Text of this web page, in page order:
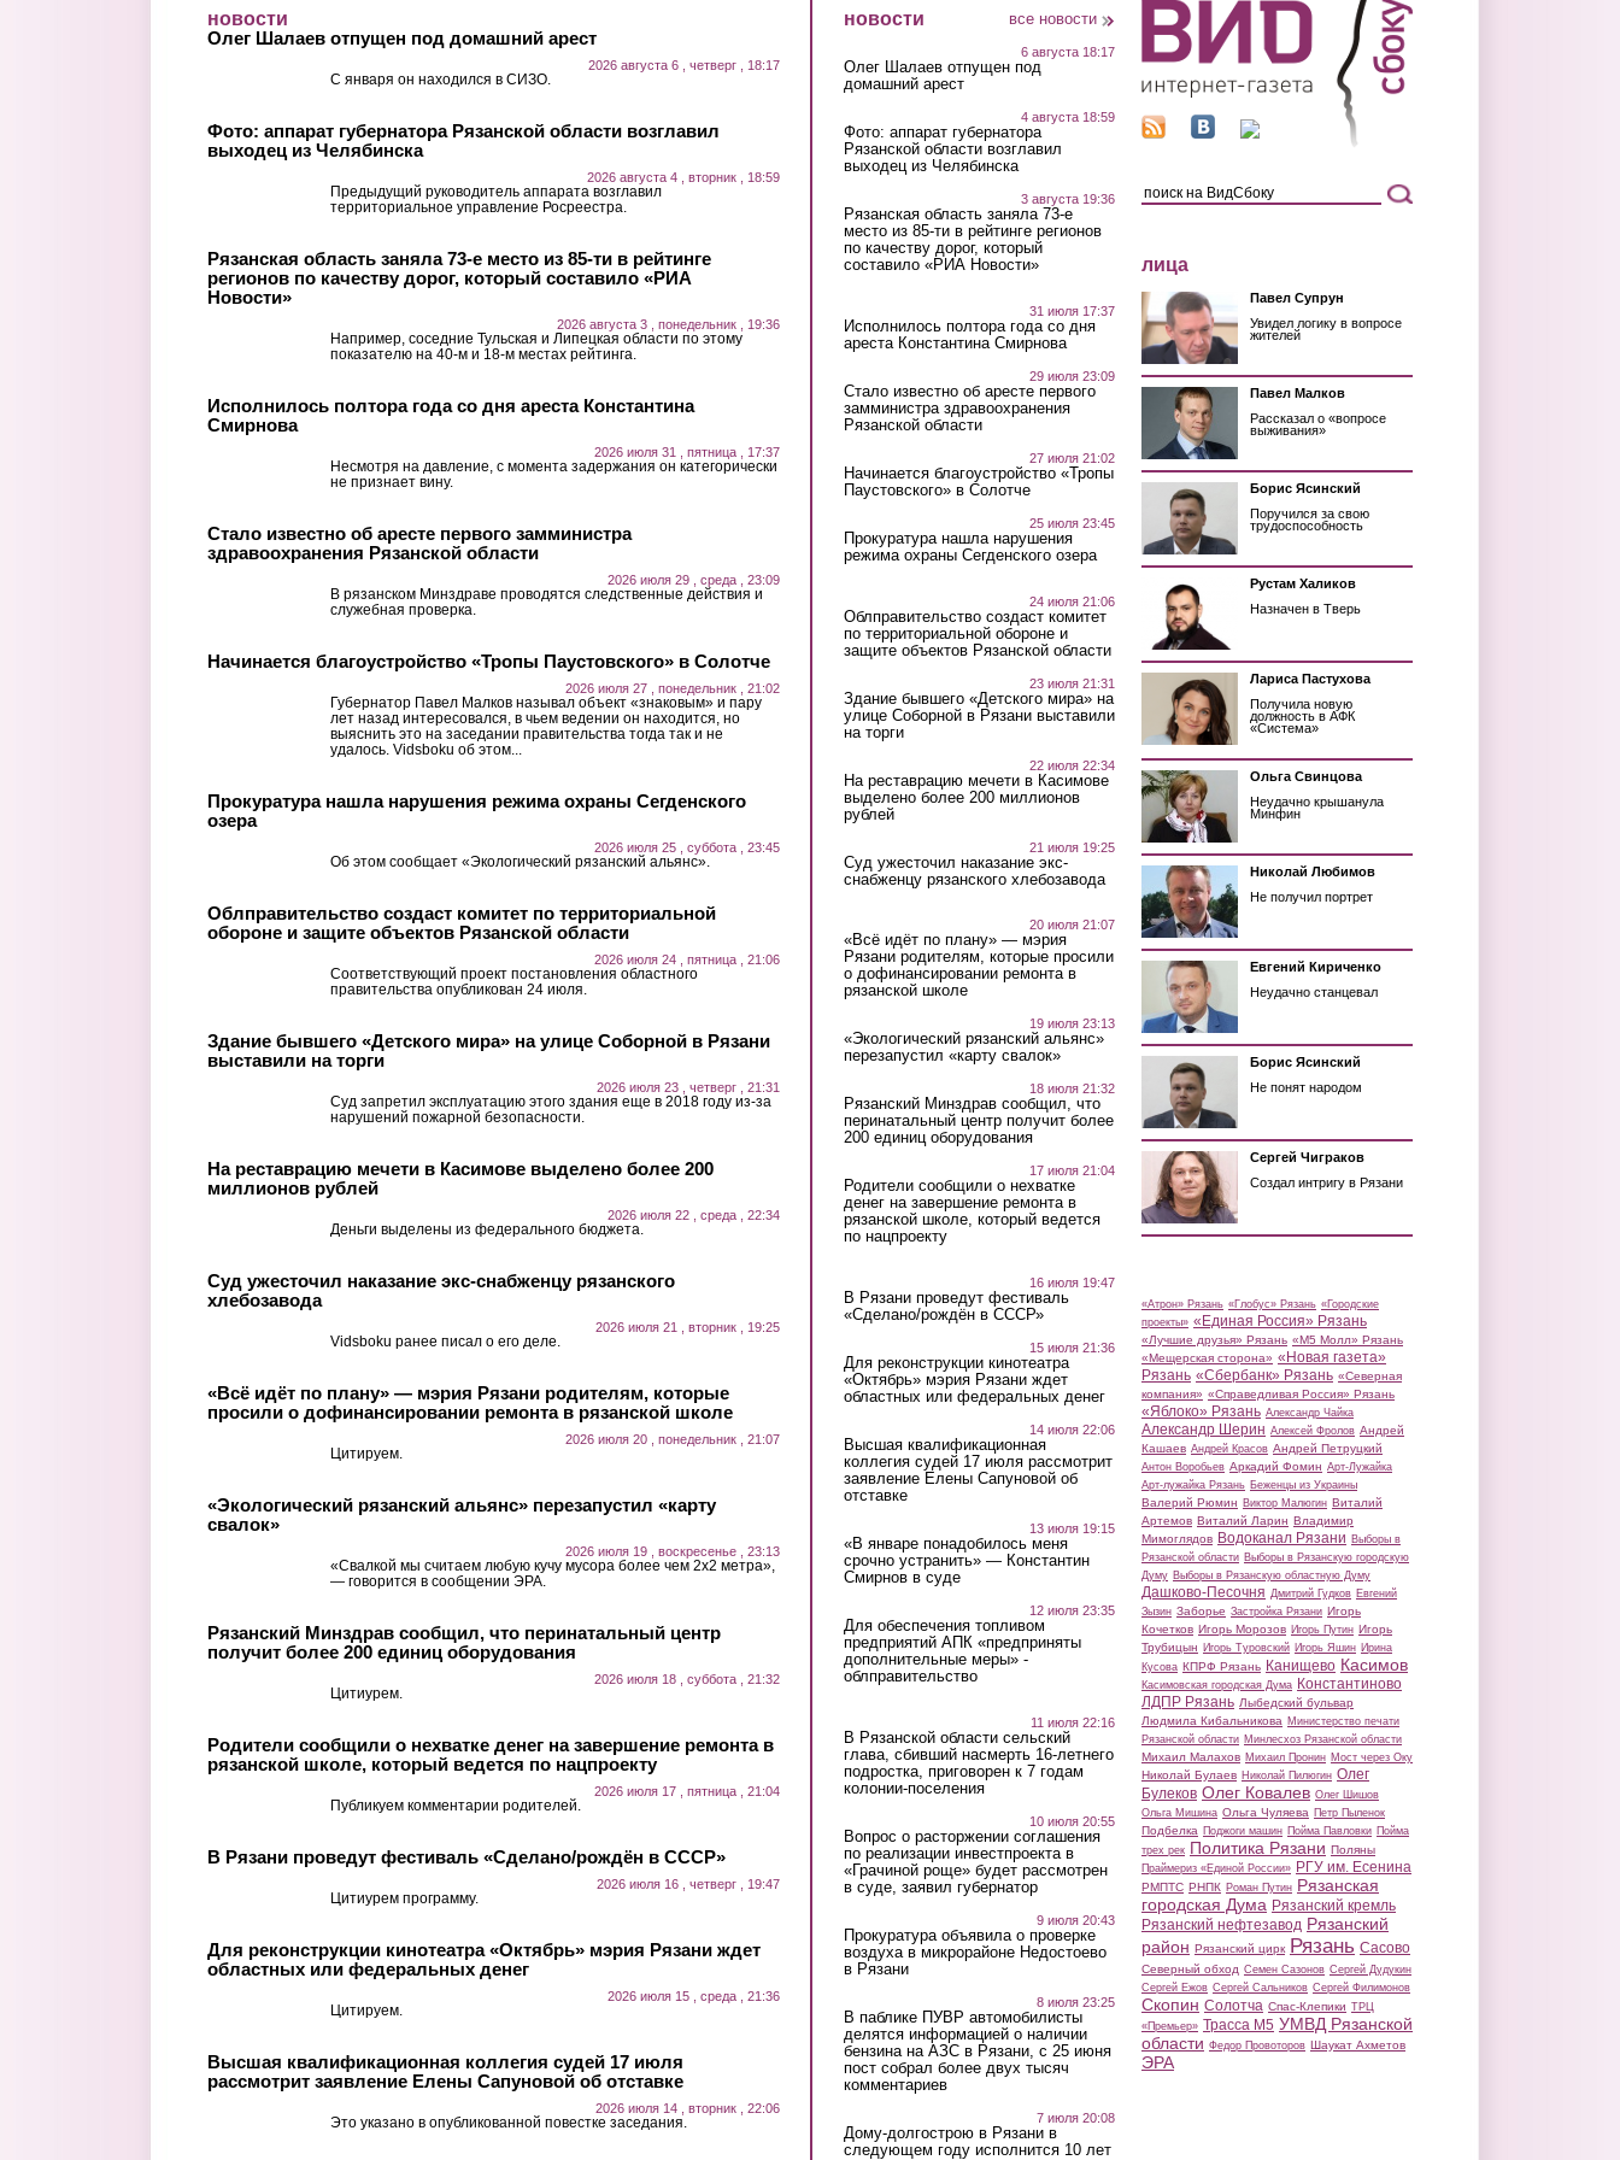
новости
Олег Шалаев отпущен под домашний арест
2026 августа 6 , четверг , 18:17
С января он находился в СИЗО.
Фото: аппарат губернатора Рязанской области возглавил
выходец из Челябинска
2026 августа 4 , вторник , 18:59
Предыдущий руководитель аппарата возглавил
территориальное управление Росреестра.
Рязанская область заняла 73-е место из 85-ти в рейтинге
регионов по качеству дорог, который составило «РИА
Новости»
2026 августа 3 , понедельник , 19:36
Например, соседние Тульская и Липецкая области по этому
показателю на 40-м и 18-м местах рейтинга.
Исполнилось полтора года со дня ареста Константина
Смирнова
2026 июля 31 , пятница , 17:37
Несмотря на давление, с момента задержания он категорически
не признает вину.
Стало известно об аресте первого замминистра
здравоохранения Рязанской области
2026 июля 29 , среда , 23:09
В рязанском Минздраве проводятся следственные действия и
служебная проверка.
Начинается благоустройство «Тропы Паустовского» в Солотче
2026 июля 27 , понедельник , 21:02
Губернатор Павел Малков называл объект «знаковым» и пару
лет назад интересовался, в чьем ведении он находится, но
выяснить это на заседании правительства тогда так и не
удалось. Vidsboku об этом...
Прокуратура нашла нарушения режима охраны Сегденского
озера
2026 июля 25 , суббота , 23:45
Об этом сообщает «Экологический рязанский альянс».
Облправительство создаст комитет по территориальной
обороне и защите объектов Рязанской области
2026 июля 24 , пятница , 21:06
Соответствующий проект постановления областного
правительства опубликован 24 июля.
Здание бывшего «Детского мира» на улице Соборной в Рязани
выставили на торги
2026 июля 23 , четверг , 21:31
Суд запретил эксплуатацию этого здания еще в 2018 году из-за
нарушений пожарной безопасности.
На реставрацию мечети в Касимове выделено более 200
миллионов рублей
2026 июля 22 , среда , 22:34
Деньги выделены из федерального бюджета.
Суд ужесточил наказание экс-снабженцу рязанского
хлебозавода
2026 июля 21 , вторник , 19:25
Vidsboku ранее писал о его деле.
«Всё идёт по плану» — мэрия Рязани родителям, которые
просили о дофинансировании ремонта в рязанской школе
2026 июля 20 , понедельник , 21:07
Цитируем.
«Экологический рязанский альянс» перезапустил «карту
свалок»
2026 июля 19 , воскресенье , 23:13
«Свалкой мы считаем любую кучу мусора более чем 2х2 метра»,
— говорится в сообщении ЭРА.
Рязанский Минздрав сообщил, что перинатальный центр
получит более 200 единиц оборудования
2026 июля 18 , суббота , 21:32
Цитиурем.
Родители сообщили о нехватке денег на завершение ремонта в
рязанской школе, который ведется по нацпроекту
2026 июля 17 , пятница , 21:04
Публикуем комментарии родителей.
В Рязани проведут фестиваль «Сделано/рождён в СССР»
2026 июля 16 , четверг , 19:47
Цитиурем программу.
Для реконструкции кинотеатра «Октябрь» мэрия Рязани ждет
областных или федеральных денег
2026 июля 15 , среда , 21:36
Цитируем.
Высшая квалификационная коллегия судей 17 июля
рассмотрит заявление Елены Сапуновой об отставке
2026 июля 14 , вторник , 22:06
Это указано в опубликованной повестке заседания.
новости все новости
6 августа 18:17
Олег Шалаев отпущен под
домашний арест
4 августа 18:59
Фото: аппарат губернатора
Рязанской области возглавил
выходец из Челябинска
3 августа 19:36
Рязанская область заняла 73-е
место из 85-ти в рейтинге регионов
по качеству дорог, который
составило «РИА Новости»
31 июля 17:37
Исполнилось полтора года со дня
ареста Константина Смирнова
29 июля 23:09
Стало известно об аресте первого
замминистра здравоохранения
Рязанской области
27 июля 21:02
Начинается благоустройство «Тропы
Паустовского» в Солотче
25 июля 23:45
Прокуратура нашла нарушения
режима охраны Сегденского озера
24 июля 21:06
Облправительство создаст комитет
по территориальной обороне и
защите объектов Рязанской области
23 июля 21:31
Здание бывшего «Детского мира» на
улице Соборной в Рязани выставили
на торги
22 июля 22:34
На реставрацию мечети в Касимове
выделено более 200 миллионов
рублей
21 июля 19:25
Суд ужесточил наказание экс-
снабженцу рязанского хлебозавода
20 июля 21:07
«Всё идёт по плану» — мэрия
Рязани родителям, которые просили
о дофинансировании ремонта в
рязанской школе
19 июля 23:13
«Экологический рязанский альянс»
перезапустил «карту свалок»
18 июля 21:32
Рязанский Минздрав сообщил, что
перинатальный центр получит более
200 единиц оборудования
17 июля 21:04
Родители сообщили о нехватке
денег на завершение ремонта в
рязанской школе, который ведется
по нацпроекту
16 июля 19:47
В Рязани проведут фестиваль
«Сделано/рождён в СССР»
15 июля 21:36
Для реконструкции кинотеатра
«Октябрь» мэрия Рязани ждет
областных или федеральных денег
14 июля 22:06
Высшая квалификационная
коллегия судей 17 июля рассмотрит
заявление Елены Сапуновой об
отставке
13 июля 19:15
«В январе понадобилось меня
срочно устранить» — Константин
Смирнов в суде
12 июля 23:35
Для обеспечения топливом
предприятий АПК «предприняты
дополнительные меры» -
облправительство
11 июля 22:16
В Рязанской области сельский
глава, сбивший насмерть 16-летнего
подростка, приговорен к 7 годам
колонии-поселения
10 июля 20:55
Вопрос о расторжении соглашения
по реализации инвестпроекта в
«Грачиной роще» будет рассмотрен
в суде, заявил губернатор
9 июля 20:43
Прокуратура объявила о проверке
воздуха в микрорайоне Недостоево
в Рязани
8 июля 23:25
В паблике ПУВР автомобилисты
делятся информацией о наличии
бензина на АЗС в Рязани, с 25 июня
пост собрал более двух тысяч
комментариев
7 июля 20:08
Дому-долгострою в Рязани в
следующем году исполнится 10 лет
лица
Павел Супрун
Увидел логику в вопросе
жителей
Павел Малков
Рассказал о «вопросе
выживания»
Борис Ясинский
Поручился за свою
трудоспособность
Рустам Халиков
Назначен в Тверь
Лариса Пастухова
Получила новую
должность в АФК
«Система»
Ольга Свинцова
Неудачно крышанула
Минфин
Николай Любимов
Не получил портрет
Евгений Кириченко
Неудачно станцевал
Борис Ясинский
Не понят народом
Сергей Чиграков
Создал интригу в Рязани
«Атрон» Рязань «Глобус» Рязань «Городские
проекты» «Единая Россия» Рязань
«Лучшие друзья» Рязань «М5 Молл» Рязань
«Мещерская сторона» «Новая газета»
Рязань «Сбербанк» Рязань «Северная
компания» «Справедливая Россия» Рязань
«Яблоко» Рязань Александр Чайка
Александр Шерин Алексей Фролов Андрей
Кашаев Андрей Красов Андрей Петруцкий
Антон Воробьев Аркадий Фомин Арт-Лужайка
Арт-лужайка Рязань Беженцы из Украины
Валерий Рюмин Виктор Малюгин Виталий
Артемов Виталий Ларин Владимир
Мимоглядов Водоканал Рязани Выборы в
Рязанской области Выборы в Рязанскую городскую
Думу Выборы в Рязанскую областную Думу
Дашково-Песочня Дмитрий Гудков Евгений
Зызин Заборье Застройка Рязани Игорь
Кочетков Игорь Морозов Игорь Путин Игорь
Трубицын Игорь Туровский Игорь Яшин Ирина
Кусова КПРФ Рязань Канищево Касимов
Касимовская городская Дума Константиново
ЛДПР Рязань Лыбедский бульвар
Людмила Кибальникова Министерство печати
Рязанской области Минлесхоз Рязанской области
Михаил Малахов Михаил Пронин Мост через Оку
Николай Булаев Николай Пилюгин Олег
Булеков Олег Ковалев Олег Шишов
Ольга Мишина Ольга Чуляева Петр Пыленок
Подбелка Поджоги машин Пойма Павловки Пойма
трех рек Политика Рязани Поляны
Праймериз «Единой России» РГУ им. Есенина
РМПТС РНПК Роман Путин Рязанская
городская Дума Рязанский кремль
Рязанский нефтезавод Рязанский
район Рязанский цирк Рязань Сасово
Северный обход Семен Сазонов Сергей Дудукин
Сергей Ежов Сергей Сальников Сергей Филимонов
Скопин Солотча Спас-Клепики ТРЦ
«Премьер» Трасса М5 УМВД Рязанской
области Федор Провоторов Шаукат Ахметов
ЭРА